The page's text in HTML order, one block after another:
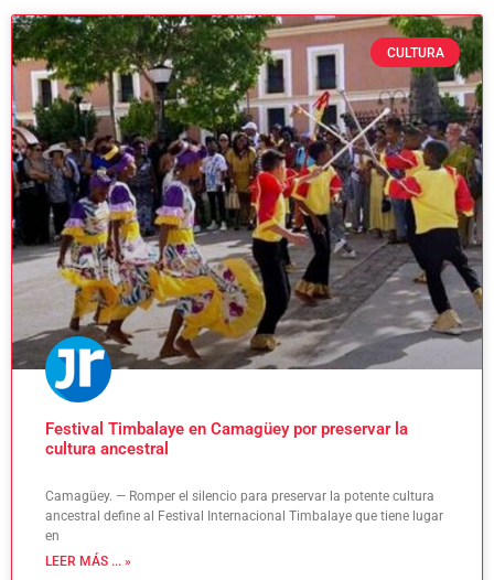
CULTURA
Festival Timbalaye en Camagüey por preservar la
cultura ancestral
Camagüey. — Romper el silencio para preservar la potente cultura
ancestral define al Festival Internacional Timbalaye que tiene lugar
en
LEER MÁS ... »